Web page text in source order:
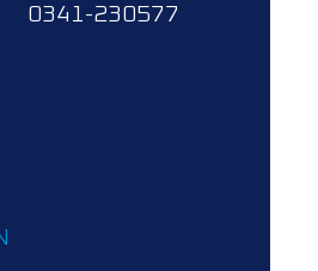
0341-230577